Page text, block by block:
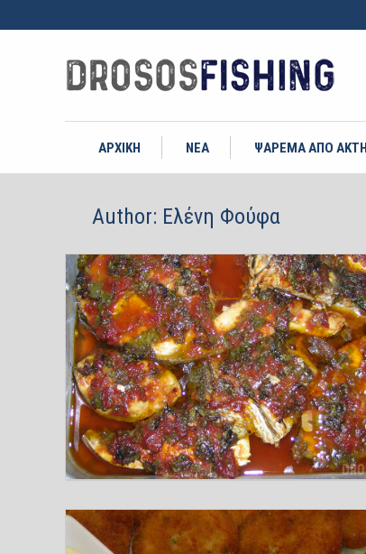
ΑΡΧΙΚΗ ΝΕΑ ΨΑΡΕΜΑ ΑΠΟ ΑΚΤΗ
Author: Ελένη Φούφα